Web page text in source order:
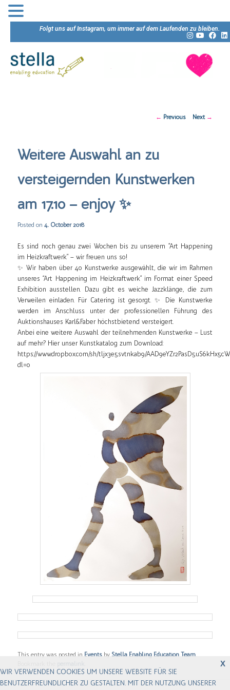
Folgt uns auf Instagram, um immer auf dem Laufenden zu bleiben.
Post
← Previous Next →
Weitere Auswahl an zu
versteigernden Kunstwerken
am 17.10 – enjoy ✨
Posted on4. October 2018
Es sind noch genau zwei Wochen bis zu unserem “Art Happening
im Heizkraftwerk” – wir freuen uns so!
✨ Wir haben über 40 Kunstwerke ausgewählt, die wir im Rahmen
unseres “Art Happening im Heizkraftwerk” im Format einer Speed
Exhibition ausstellen. Dazu gibt es weiche Jazzklänge, die zum
Verweilen einladen. Für Catering ist gesorgt.✨
Die Kunstwerke
werden im Anschluss unter der professionellen Führung des
Auktionshauses Karl&Faber höchstbietend versteigert.
Anbei eine weitere Auswahl der teilnehmenden Kunstwerke – Lust
auf mehr? Hier unser Kunstkatalog zum Download:
https://www.dropbox.com/sh/tljx3e5svtnkab9/
dl=0
This entry was posted in Events by Stella Enabling Education Team
WIR VERWENDEN COOKIES UM UNSERE WEBSITE FÜR SIE
BENUTZERFREUNDLICHER ZU GESTALTEN. MIT DER NUTZUNG UNSERER
X